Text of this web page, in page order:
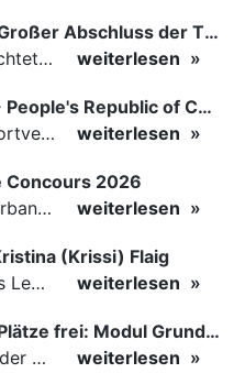
Großer Abschluss der TBW-Trophy in Weinheim
Am 18. und 19. Juli 2026 richtete die Tanzsportabteilung (TSA) der TSG 1862 Weinheim das Abschlussturnier der diesjährigen TBW-Trophy-Serie aus. Zum traditionellen Saisonfinale kamen rund 400 Starts über…
weiterlesen
Nanjing - People's Republic of China
Die Paare aus dem Tanzsportverband Baden-Württemberg (TBW) haben beim hochklassig besetzten WDSF GrandSlam im chinesischen Nanjing wieder einmal auf internationalem Top-Niveau geglänzt. Das…
weiterlesen
Concours 2026
Die Paare des Tanzsportverbandes Baden-Württemberg (TBW) glänzten auf dem internationalen Parkett des Vienna Dance Concourse 2026 im Wiener Rathaus mit hervorragenden Platzierungen Ergebnisse unter: …
weiterlesen
(Krissi) Flaig
Ein Engel hat die Bühne des Lebens verlassen. Viel zu früh, plötzlich und für uns alle unfassbar, wurde unsere geliebte Kristina (Krissi) Flaig im Alter von 36 Jahren aus dem Leben gerissen. Das Tanzen…
weiterlesen
Plätze frei: Modul Grundlagen
Für das Modul Grundlagen der Breitensportausbildung vom 10. bis 13. September an der Landessportschule Albstadt sind noch Plätze frei. Das Modul kann auch für den Lizenzerhalt (30 LE fachlich) genutzt…
weiterlesen